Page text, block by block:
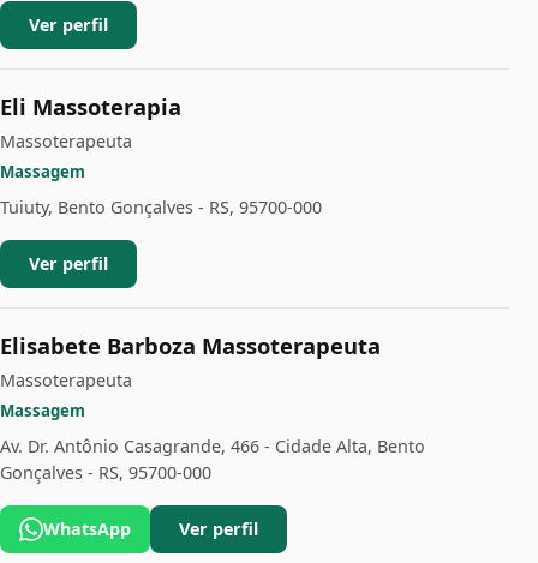
Ver perfil
Eli Massoterapia
Massoterapeuta
Massagem
Tuiuty, Bento Gonçalves - RS, 95700-000
Ver perfil
Elisabete Barboza Massoterapeuta
Massoterapeuta
Massagem
Av. Dr. Antônio Casagrande, 466 - Cidade Alta, Bento
Gonçalves - RS, 95700-000
WhatsApp Ver perfil